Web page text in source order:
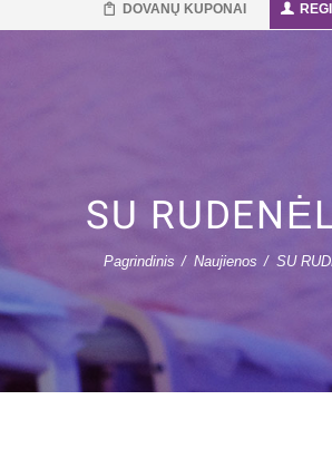
DOVANŲ KUPONAI
SU
Pagrindinis Naujienos SU